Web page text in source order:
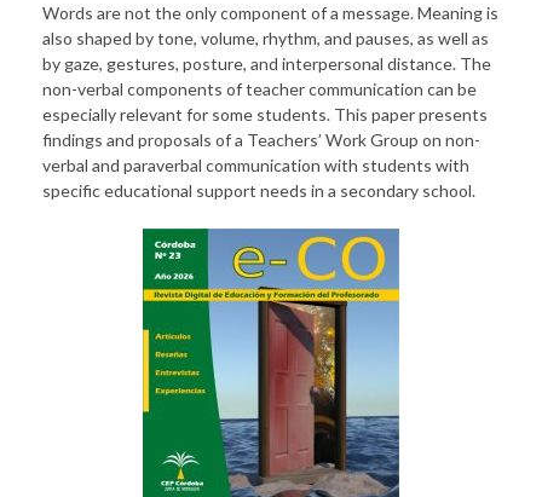
Words are not the only component of a message. Meaning is
also shaped by tone, volume, rhythm, and pauses, as well as
by gaze, gestures, posture, and interpersonal distance. The
non-verbal components of teacher communication can be
especially relevant for some students. This paper presents
findings and proposals of a Teachers’ Work Group on non-
verbal and paraverbal communication with students with
specific educational support needs in a secondary school.